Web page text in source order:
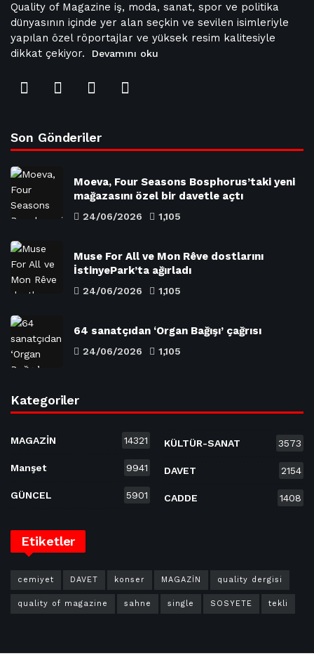
Quality of Magazine iş, moda, sanat, spor ve politika
dünyasının içinde yer alan seçkin ve sevilen isimleriyle
yapılan özel röportajlar ve yüksek resim kalitesiyle
dikkat çekiyor.
Devamını oku
Son Gönderiler
Moeva, Four Seasons Bosphorus’taki yeni
mağazasını özel bir davetle açtı
24/06/2026 1,105
Muse For All ve Mon Rêve dostlarını
İstinyePark’ta ağırladı
24/06/2026 1,105
64 sanatçıdan ‘Organ Bağışı’ çağrısı
24/06/2026 1,105
Kategoriler
MAGAZİN 14321
Manşet 9941
GÜNCEL 5901
KÜLTÜR-SANAT 3573
DAVET 2154
CADDE 1408
Etiketler
cemiyet DAVET konser MAGAZİN quality dergisi
quality of magazine sahne single SOSYETE tekli